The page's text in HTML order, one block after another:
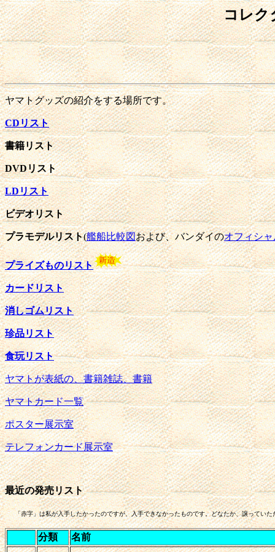
コレク
ヤマトグッズの紹介をする場所です。
CDリスト
書籍リスト
DVDリスト
LDリスト
ビデオリスト
プラモデルリスト(艦船比較図および、バンダイのオフィシャ
プライズものリスト
カードリスト
消しゴムリスト
珍品リスト
食玩リスト
ヤマトが表紙の、書籍雑誌、書籍
ヤマトカード一覧
ポスター展示室
テレフォンカード展示室
最近の発売リスト
「赤字」は私が入手したかったのですが、入手できなかったものです。どなたか、譲っていた
分類 名前